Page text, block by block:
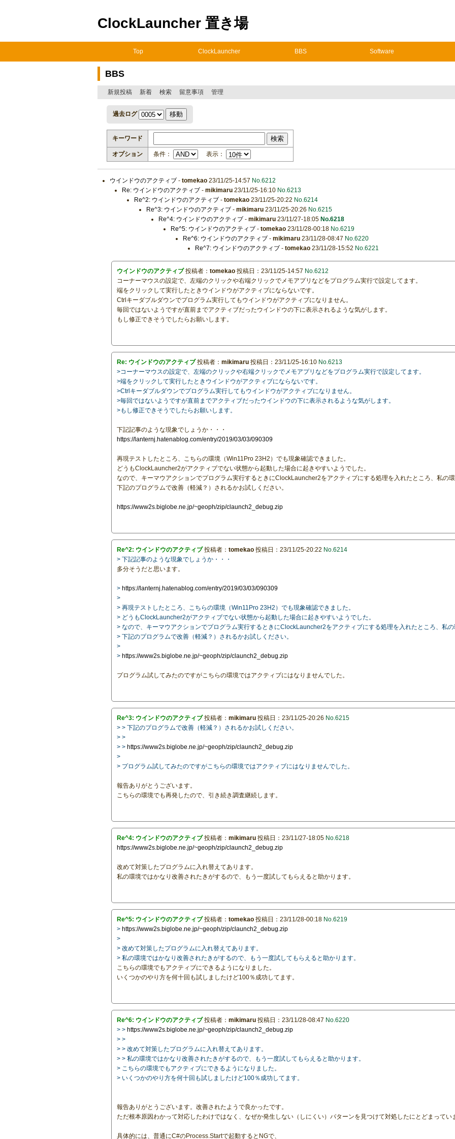
ClockLauncher 置き場
Top ClockLauncher BBS Software
BBS
新規投稿 新着 検索 留意事項 管理
過去ログ
キーワード
オプション 条件： 表示：
ウインドウのアクティブ - tomekao 23/11/25-14:57 No.6212
Re: ウインドウのアクティブ - mikimaru 23/11/25-16:10 No.6213
Re^2: ウインドウのアクティブ - tomekao 23/11/25-20:22 No.6214
Re^3: ウインドウのアクティブ - mikimaru 23/11/25-20:26 No.6215
Re^4: ウインドウのアクティブ - mikimaru 23/11/27-18:05 No.6218
Re^5: ウインドウのアクティブ - tomekao 23/11/28-00:18 No.6219
Re^6: ウインドウのアクティブ - mikimaru 23/11/28-08:47 No.6220
Re^7: ウインドウのアクティブ - tomekao 23/11/28-15:52 No.6221
ウインドウのアクティブ投稿者：tomekao 投稿日：23/11/25-14:57 No.6212
コーナーマウスの設定で、左端のクリックや右端クリックでメモアプリなどをプログラム実行で設定してます。
端をクリックして実行したときウインドウがアクティブにならないです。
Ctrlキーダブルダウンでプログラム実行してもウインドウがアクティブになりません。
毎回ではないようですが直前までアクティブだったウインドウの下に表示されるような気がします。
もし修正できそうでしたらお願いします。
Re: ウインドウのアクティブ投稿者：mikimaru 投稿日：23/11/25-16:10 No.6213
>コーナーマウスの設定で、左端のクリックや右端クリックでメモアプリなどをプログラム実行で設定してます。
>端をクリックして実行したときウインドウがアクティブにならないです。
>Ctrlキーダブルダウンでプログラム実行してもウインドウがアクティブになりません。
>毎回ではないようですが直前までアクティブだったウインドウの下に表示されるような気がします。
>もし修正できそうでしたらお願いします。
下記記事のような現象でしょうか・・・
https://lanternj.hatenablog.com/entry/2019/03/03/090309
再現テストしたところ、こちらの環境（Win11Pro 23H2）でも現象確認できました。
どうもClockLauncher2がアクティブでない状態から起動した場合に起きやすいようでした。
なので、キーマウアクションでプログラム実行するときにClockLauncher2をアクティブにする処理を入れたところ、私の
下記のプログラムで改善（軽減？）されるかお試しください。
https://www2s.biglobe.ne.jp/~geoph/zip/claunch2_debug.zip
Re^2: ウインドウのアクティブ投稿者：tomekao 投稿日：23/11/25-20:22 No.6214
> 下記記事のような現象でしょうか・・・
多分そうだと思います。
>https://lanternj.hatenablog.com/entry/2019/03/03/090309
>
> 再現テストしたところ、こちらの環境（Win11Pro 23H2）でも現象確認できました。
> どうもClockLauncher2がアクティブでない状態から起動した場合に起きやすいようでした。
> なので、キーマウアクションでプログラム実行するときにClockLauncher2をアクティブにする処理を入れたところ、私の
> 下記のプログラムで改善（軽減？）されるかお試しください。
>
>https://www2s.biglobe.ne.jp/~geoph/zip/claunch2_debug.zip
プログラム試してみたのですがこちらの環境ではアクティブにはなりませんでした。
Re^3: ウインドウのアクティブ投稿者：mikimaru 投稿日：23/11/25-20:26 No.6215
> > 下記のプログラムで改善（軽減？）されるかお試しください。
> >
> >https://www2s.biglobe.ne.jp/~geoph/zip/claunch2_debug.zip
>
> プログラム試してみたのですがこちらの環境ではアクティブにはなりませんでした。
報告ありがとうございます。
こちらの環境でも再発したので、引き続き調査継続します。
Re^4: ウインドウのアクティブ投稿者：mikimaru 投稿日：23/11/27-18:05 No.6218
https://www2s.biglobe.ne.jp/~geoph/zip/claunch2_debug.zip
改めて対策したプログラムに入れ替えてあります。
私の環境ではかなり改善されたきがするので、もう一度試してもらえると助かります。
Re^5: ウインドウのアクティブ投稿者：tomekao 投稿日：23/11/28-00:18 No.6219
>https://www2s.biglobe.ne.jp/~geoph/zip/claunch2_debug.zip
>
> 改めて対策したプログラムに入れ替えてあります。
> 私の環境ではかなり改善されたきがするので、もう一度試してもらえると助かります。
こちらの環境でもアクティブにできるようになりました。
いくつかのやり方を何十回も試しましたけど100％成功してます。
Re^6: ウインドウのアクティブ投稿者：mikimaru 投稿日：23/11/28-08:47 No.6220
> >https://www2s.biglobe.ne.jp/~geoph/zip/claunch2_debug.zip
> >
> > 改めて対策したプログラムに入れ替えてあります。
> > 私の環境ではかなり改善されたきがするので、もう一度試してもらえると助かります。
> こちらの環境でもアクティブにできるようになりました。
> いくつかのやり方を何十回も試しましたけど100％成功してます。
報告ありがとうございます。改善されたようで良かったです。
ただ根本原因わかって対応したわけではなく、なぜか発生しない（しにくい）パターンを見つけて対処したにとどまってい
具体的には、普通にC#のProcess.Startで起動するとNGで、